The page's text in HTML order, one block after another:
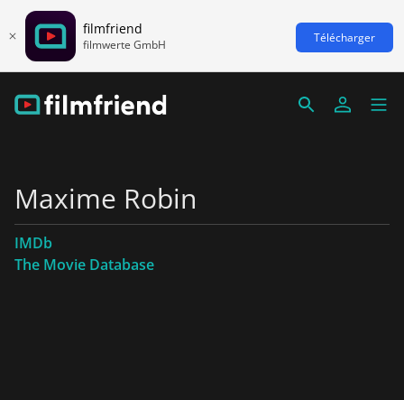
filmfriend
filmwerte GmbH Télécharger
Maxime Robin
IMDb
The Movie Database